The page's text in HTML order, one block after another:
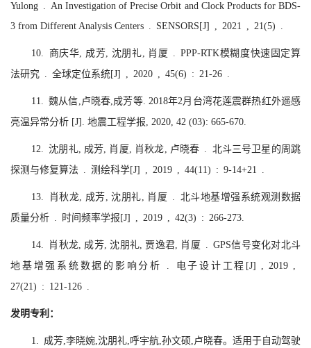
Yulong . An Investigation of Precise Orbit and Clock Products for BDS-
3 from Different Analysis Centers . SENSORS[J] , 2021 , 21(5) .
10. 商庆华, 成芳, 沈朋礼, 肖厦 . PPP-RTK模糊度快速固定算
法研究 . 全球定位系统[J] , 2020 , 45(6) : 21-26 .
11. 魏从信,卢晓春,成芳等. 2018年2月台湾花莲震群热红外遥感
亮温异常分析 [J]. 地震工程学报, 2020, 42 (03): 665-670.
12. 沈朋礼, 成芳, 肖厦, 肖秋龙, 卢晓春 . 北斗三号卫星的周跳
探测与修复算法 . 测绘科学[J] , 2019 , 44(11) : 9-14+21 .
13. 肖秋龙, 成芳, 沈朋礼, 肖厦 . 北斗地基增强系统观测数据
质量分析 . 时间频率学报[J] , 2019 , 42(3) : 266-273.
14. 肖秋龙, 成芳, 沈朋礼, 贾逸君, 肖厦 . GPS信号变化对北斗
地基增强系统数据的影响分析 . 电子设计工程[J] , 2019 ,
27(21) : 121-126 .
发明专利：
1. 成芳,李晓婉,沈朋礼,呼宇航,孙文硕,卢晓春。适用于自动驾驶